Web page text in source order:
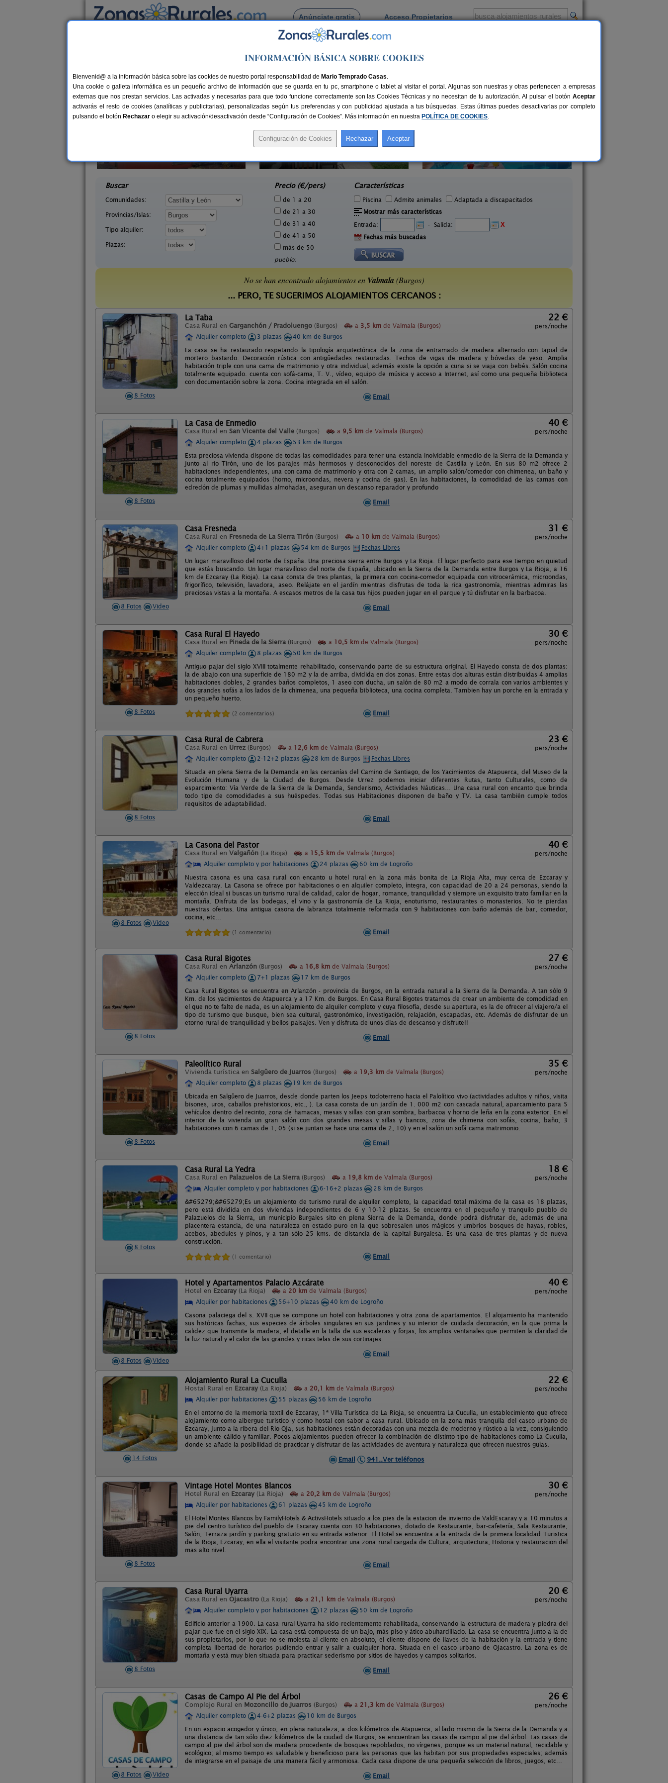
Anúnciate gratis Acceso Propietarios
Busca por pueblo
Casas Rurales cerca de Valmala
21 €
Casa Rural El Tirabeque
Buscar
Comunidades:
Provincias/Islas:
Tipo alquiler:
Plazas:
Precio (€/pers)
de 1 a 20
de 21 a 30
de 31 a 40
de 41 a 50
más de 50
pueblo:
Características
Piscina Admite animales
Adaptada a discapacitados
Mostrar más características
Entrada:
- Salida:
X
Fechas más buscadas
No se han encontrado alojamientos en Valmala (Burgos)
... PERO, TE SUGERIMOS ALOJAMIENTOS CERCANOS :
8 Fotos
La Taba
Casa Rural en Garganchón / Pradoluengo (Burgos) a 3,5 km de Valmala (Burgos)
22 €
pers/noche
Alquiler completo
3 plazas
40 km de Burgos
La casa se ha restaurado respetando la tipología arquitectónica de la zona de entramado de madera alternado con tapial de
mortero bastardo. Decoración rústica con antigüedades restauradas. Techos de vigas de madera y bóvedas de yeso. Amplia
habitación triple con una cama de matrimonio y otra individual, además existe la opción a cuna si se viaja con bebés. Salón cocina
totalmente equipado. cuenta con sofá-cama, T. V., vídeo, equipo de música y acceso a Internet, así como una pequeña biblioteca
con documentación sobre la zona. Cocina integrada en el salón.
Email
8 Fotos
La Casa de Enmedio
Casa Rural en San Vicente del Valle (Burgos) a 9,5 km de Valmala (Burgos)
40 €
pers/noche
Alquiler completo
4 plazas
53 km de Burgos
Esta preciosa vivienda dispone de todas las comodidades para tener una estancia inolvidable enmedio de la Sierra de la Demanda y
junto al rio Tirón, uno de los parajes más hermosos y desconocidos del noreste de Castilla y León. En sus 80 m2 ofrece 2
habitaciones independientes, una con cama de matrimonio y otra con 2 camas, un amplio salón/comedor con chimenea, un baño y
cocina totalmente equipados (horno, microondas, nevera y cocina de gas). En las habitaciones, la comodidad de las camas con
edredón de plumas y mullidas almohadas, aseguran un descanso reparador y profundo
Email
8 Fotos Video
Casa Fresneda
Casa Rural en Fresneda de La Sierra Tirón (Burgos) a 10 km de Valmala (Burgos)
31 €
pers/noche
Alquiler completo
4+1 plazas 54 km de Burgos
Fechas Libres
Un lugar maravilloso del norte de España. Una preciosa sierra entre Burgos y La Rioja. El lugar perfecto para ese tiempo en quietud
que estás buscando. Un lugar maravilloso del norte de España, ubicado en la Sierra de la Demanda entre Burgos y La Rioja, a 16
km de Ezcaray (La Rioja). La casa consta de tres plantas, la primera con cocina-comedor equipada con vitrocerámica, microondas,
frigorífico, televisión, lavadora, aseo. Relájate en el jardín mientras disfrutas de toda la rica gastronomía, mientras admiras las
preciosas vistas a la montaña. A escasos metros de la casa tus hijos pueden jugar en el parque y tú disfrutar en la barbacoa.
Email
8 Fotos
Casa Rural El Hayedo
Casa Rural en Pineda de la Sierra (Burgos) a 10,5 km de Valmala (Burgos)
30 €
pers/noche
Alquiler completo
8 plazas
50 km de Burgos
Antiguo pajar del siglo XVIII totalmente rehabilitado, conservando parte de su estructura original. El Hayedo consta de dos plantas:
la de abajo con una superficie de 180 m2 y la de arriba, dividida en dos zonas. Entre estas dos alturas están distribuidas 4 amplias
habitaciones dobles, 2 grandes baños completos, 1 aseo con ducha, un salón de 80 m2 a modo de corrala con varios ambientes y
dos grandes sofás a los lados de la chimenea, una pequeña biblioteca, una cocina completa. Tambien hay un porche en la entrada y
un pequeño huerto.
(2 comentarios) Email
8 Fotos
Casa Rural de Cabrera
Casa Rural en Urrez (Burgos) a 12,6 km de Valmala (Burgos)
23 €
pers/noche
Alquiler completo
2-12+2 plazas 28 km de Burgos
Fechas Libres
Situada en plena Sierra de la Demanda en las cercanías del Camino de Santiago, de los Yacimientos de Atapuerca, del Museo de la
Evolución Humana y de la Ciudad de Burgos. Desde Urrez podemos iniciar diferentes Rutas, tanto Culturales, como de
esparcimiento: Vía Verde de la Sierra de la Demanda, Senderismo, Actividades Náuticas… Una casa rural con encanto que brinda
todo tipo de comodidades a sus huéspedes. Todas sus Habitaciones disponen de baño y TV. La casa también cumple todos
requisitos de adaptabilidad.
Email
8 Fotos Video
La Casona del Pastor
Casa Rural en Valgañón (La Rioja) a 15,5 km de Valmala (Burgos)
40 €
pers/noche
Alquiler completo y por habitaciones
24 plazas
60 km de Logroño
Nuestra casona es una casa rural con encanto u hotel rural en la zona más bonita de La Rioja Alta, muy cerca de Ezcaray y
Valdezcaray. La Casona se ofrece por habitaciones o en alquiler completo, íntegra, con capacidad de 20 a 24 personas, siendo la
elección ideal si buscas un turismo rural de calidad, calor de hogar, romance, tranquilidad y siempre un exquisito trato familiar en la
montaña. Disfruta de las bodegas, el vino y la gastronomía de La Rioja, enoturismo, restaurantes o monasterios. No te pierdas
nuestras ofertas. Una antigua casona de labranza totalmente reformada con 9 habitaciones con baño además de bar, comedor,
cocina, etc...
(1 comentario) Email
8 Fotos
Casa Rural Bigotes
Casa Rural en Arlanzón (Burgos) a 16,8 km de Valmala (Burgos)
27 €
pers/noche
Alquiler completo
7+1 plazas
17 km de Burgos
Casa Rural Bigotes se encuentra en Arlanzón - provincia de Burgos, en la entrada natural a la Sierra de la Demanda. A tan sólo 9
Km. de los yacimientos de Atapuerca y a 17 Km. de Burgos. En Casa Rural Bigotes tratamos de crear un ambiente de comodidad en
el que no te falte de nada, es un alojamiento de alquiler completo y cuya filosofía, desde su apertura, es la de ofrecer al viajero/a el
tipo de turismo que busque, bien sea cultural, gastronómico, investigación, relajación, escapadas, etc. Además de disfrutar de un
etorno rural de tranquilidad y bellos paisajes. Ven y disfruta de unos días de descanso y disfrute!!
Email
8 Fotos
Paleolítico Rural
Vivienda turística en Salgüero de Juarros (Burgos) a 19,3 km de Valmala (Burgos)
35 €
pers/noche
Alquiler completo
8 plazas
19 km de Burgos
Ubicada en Salgüero de Juarros, desde donde parten los Jeeps todoterreno hacia el Palolítico vivo (actividades adultos y niños, visita
bisones, uros, caballos prehistoricos, etc., ). La casa consta de un jardín de 1. 000 m2 con cascada natural, aparcamiento para 5
vehículos dentro del recinto, zona de hamacas, mesas y sillas con gran sombra, barbacoa y horno de leña en la zona exterior. En el
interior de la vivienda un gran salón con dos grandes mesas y sillas y bancos, zona de chimena con sofás, cocina, baño, 3
habitaciones con 6 camas de 1, 05 (si se juntan se hace una cama de 2, 10) y en el salón un sofá cama matrimonio.
Email
8 Fotos
Casa Rural La Yedra
Casa Rural en Palazuelos de La Sierra (Burgos) a 19,8 km de Valmala (Burgos)
18 €
pers/noche
Alquiler completo y por habitaciones
6-16+2 plazas
28 km de Burgos
&#65279;&#65279;Es un alojamiento de turismo rural de alquiler completo, la capacidad total máxima de la casa es 18 plazas,
pero está dividida en dos viviendas independientes de 6 y 10-12 plazas. Se encuentra en el pequeño y tranquilo pueblo de
Palazuelos de la Sierra, un municipio Burgales sito en plena Sierra de la Demanda, donde podrá disfrutar de, además de una
placentera estancia, de una naturaleza en estado puro en la que sobresalen unos mágicos y umbríos bosques de hayas, robles,
acebos, abedules y pinos, y a tan sólo 25 kms. de distancia de la capital Burgalesa. Es una casa de tres plantas y de nueva
construcción.
(1 comentario) Email
8 Fotos Video
Hotel y Apartamentos Palacio Azcárate
Hotel en Ezcaray (La Rioja) a 20 km de Valmala (Burgos)
40 €
pers/noche
Alquiler por habitaciones
56+10 plazas
40 km de Logroño
Casona palaciega del s. XVII que se compone un hotel con habitaciones y otra zona de apartamentos. El alojamiento ha mantenido
sus históricas fachas, sus especies de árboles singulares en sus jardines y su interior de cuidada decoración, en la que prima la
calidez que transmite la madera, el detalle en la talla de sus escaleras y forjas, los amplios ventanales que permiten la claridad de
la luz natural y el calor de las grandes y ricas telas de sus cortinajes.
Email
14 Fotos
Alojamiento Rural La Cuculla
Hostal Rural en Ezcaray (La Rioja) a 20,1 km de Valmala (Burgos)
22 €
pers/noche
Alquiler por habitaciones
55 plazas
56 km de Logroño
En el entorno de la memoria textil de Ezcaray, 1ª Villa Turística de La Rioja, se encuentra La Cuculla, un establecimiento que ofrece
alojamiento como albergue turístico y como hostal con sabor a casa rural. Ubicado en la zona más tranquila del casco urbano de
Ezcaray, junto a la ribera del Río Oja, sus habitaciones están decoradas con una mezcla de moderno y rústico a la vez, consiguiendo
un ambiente cálido y familiar. Pocos alojamientos pueden ofrecer la combinación de distinto tipo de habitaciones como La Cuculla,
donde se añade la posibilidad de practicar y disfrutar de las actividades de aventura y naturaleza que ofrecen nuestros guías.
Email
941..Ver teléfonos
8 Fotos
Vintage Hotel Montes Blancos
Hotel Rural en Ezcaray (La Rioja) a 20,2 km de Valmala (Burgos)
30 €
pers/noche
Alquiler por habitaciones
61 plazas
45 km de Logroño
El Hotel Montes Blancos by FamilyHotels & ActivsHotels situado a los pies de la estacion de invierno de ValdEscaray y a 10 minutos a
pie del centro turístico del pueblo de Escaray cuenta con 30 habitaciones, dotado de Restaurante, bar-cafetería, Sala Restaurante,
Salón, Terraza jardín y parking gratuito en su entrada exterior. El Hotel se encuentra a la entrada de la primera localidad Turistica
de la Rioja, Ezcaray, en ella el visitante podra encontrar una zona rural cargada de Cultura, arquitectura, Historia y restauracion del
mas alto nivel.
Email
8 Fotos
Casa Rural Uyarra
Casa Rural en Ojacastro (La Rioja) a 21,1 km de Valmala (Burgos)
20 €
pers/noche
Alquiler completo y por habitaciones
12 plazas
50 km de Logroño
Edificio anterior a 1900. La casa rural Uyarra ha sido recientemente rehabilitada, conservando la estructura de madera y piedra del
pajar que fue en el siglo XIX. La casa está compuesta de un bajo, más piso y ático abuhardillado. La casa se encuentra junto a la de
sus propietarios, por lo que no se molesta al cliente en absoluto, el cliente dispone de llaves de la habitación y la entrada y tiene
completa libertad de horarios pudiendo entrar y salir a cualquier hora. Situada en el casco urbano de Ojacastro. La zona es de
montaña y está muy bien situada para practicar sederismo por sitios de hayedos y campos solitarios.
Email
8 Fotos Video
Casas de Campo Al Pie del Árbol
Complejo Rural en Mozoncillo de Juarros (Burgos) a 21,3 km de Valmala (Burgos)
26 €
pers/noche
Alquiler completo
4-6+2 plazas
10 km de Burgos
En un espacio acogedor y único, en plena naturaleza, a dos kilómetros de Atapuerca, al lado mismo de la Sierra de la Demanda y a
una distancia de tan sólo diez kilómetros de la ciudad de Burgos, se encuentran las casas de campo al pie del árbol. Las casas de
campo al pie del árbol son de madera procedente de bosques repoblados, no vírgenes, porque es un material natural, reciclable y
ecológico; al mismo tiempo es saludable y beneficioso para las personas que las habitan por sus propiedades especiales; además
de integrarse en el paisaje de una manera fácil y armoniosa. Cada casa dispone de una pequeña selección de libros, juegos, etc...
Email
INFORMACIÓN BÁSICA SOBRE COOKIES
Bienvenid@ a la información básica sobre las cookies de nuestro portal responsabilidad de Mario Temprado Casas.
Una cookie o galleta informática es un pequeño archivo de información que se guarda en tu pc, smartphone o tablet al visitar el portal. Algunas son nuestras y otras pertenecen a empresas
externas que nos prestan servicios. Las activadas y necesarias para que todo funcione correctamente son las Cookies Técnicas y no necesitan de tu autorización. Al pulsar el botón Aceptar
activarás el resto de cookies (analíticas y publicitarias), personalizadas según tus preferencias y con publicidad ajustada a tus búsquedas. Estas últimas puedes desactivarlas por completo
pulsando el botón Rechazar o elegir su activación/desactivación desde “Configuración de Cookies”. Más información en nuestra POLÍTICA DE COOKIES.